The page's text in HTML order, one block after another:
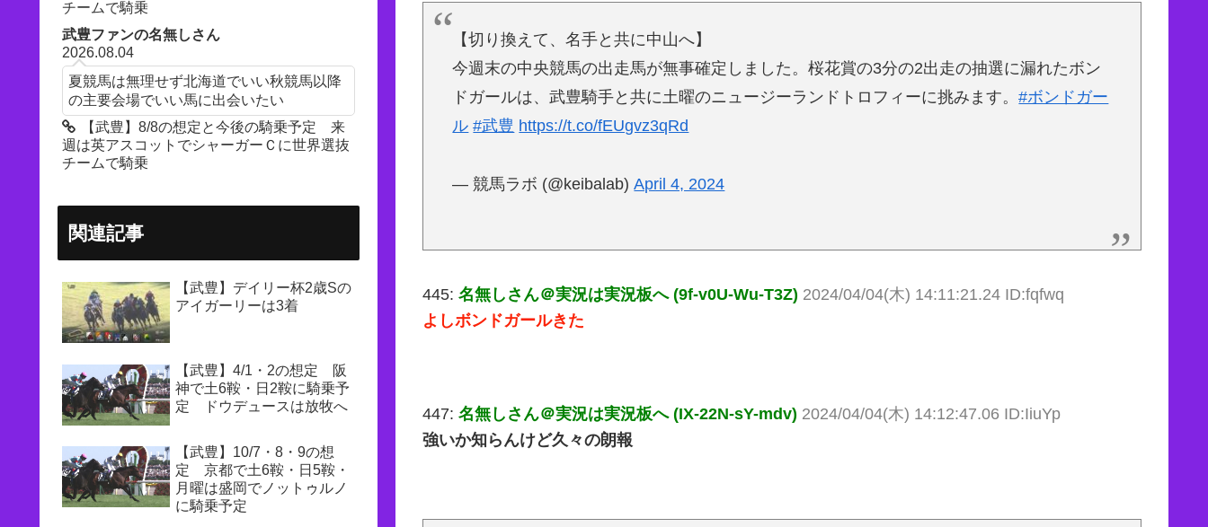
【切り換えて、名手と共に中山へ】
今週末の中央競馬の出走馬が無事確定しました。桜花賞の3分の2出走の抽選に漏れたボン
ドガールは、武豊騎手と共に土曜のニュージーランドトロフィーに挑みます。#ボンドガー
ル #武豊 https://t.co/fEUgvz3qRd
— 競馬ラボ (@keibalab)April 4, 2024
445: 名無しさん＠実況は実況板へ (9f-v0U-Wu-T3Z) 2024/04/04(木) 14:11:21.24 ID:fqfwq
よしボンドガールきた
447: 名無しさん＠実況は実況板へ (IX-22N-sY-mdv) 2024/04/04(木) 14:12:47.06 ID:IiuYp
強いか知らんけど久々の朗報
チームで騎乗
武豊ファンの名無しさん
2026.08.04
夏競馬は無理せず北海道でいい秋競馬以降
の主要会場でいい馬に出会いたい
【武豊】8/8の想定と今後の騎乗予定 来
週は英アスコットでシャーガーＣに世界選抜
チームで騎乗
関連記事
【武豊】デイリー杯2歳Sの
アイガーリーは3着
【武豊】4/1・2の想定 阪
神で土6鞍・日2鞍に騎乗予
定 ドウデュースは放牧へ
【武豊】10/7・8・9の想
定 京都で土6鞍・日5鞍・
月曜は盛岡でノットゥルノ
に騎乗予定